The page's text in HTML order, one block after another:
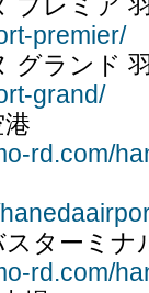
プレミア
premier/
グランド
grand/
rd.com/
ターミナ
rd.com/